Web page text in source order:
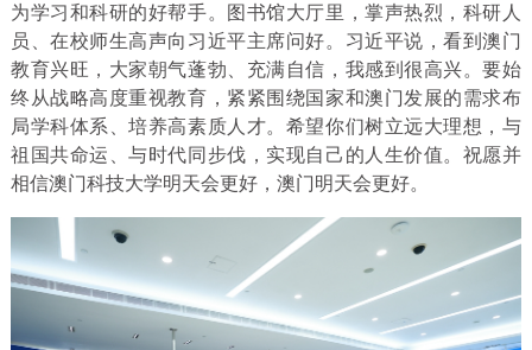
为学习和科研的好帮手。图书馆大厅里，掌声热烈，科研人
员、在校师生高声向习近平主席问好。习近平说，看到澳门
教育兴旺，大家朝气蓬勃、充满自信，我感到很高兴。要始
终从战略高度重视教育，紧紧围绕国家和澳门发展的需求布
局学科体系、培养高素质人才。希望你们树立远大理想，与
祖国共命运、与时代同步伐，实现自己的人生价值。祝愿并
相信澳门科技大学明天会更好，澳门明天会更好。